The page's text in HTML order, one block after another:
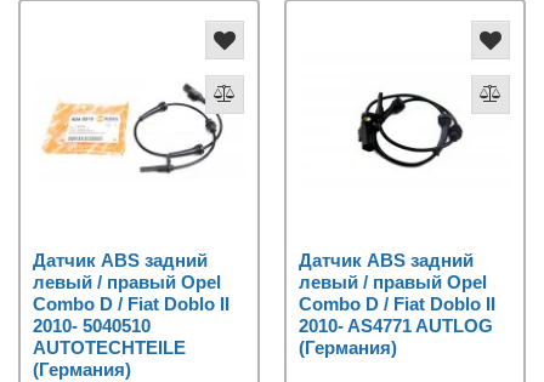
Датчик ABS задний
левый / правый Opel
Combo D / Fiat Doblo II
2010- 5040510
AUTOTECHTEILE
(Германия)
Датчик ABS задний
левый / правый Opel
Combo D / Fiat Doblo II
2010- AS4771 AUTLOG
(Германия)